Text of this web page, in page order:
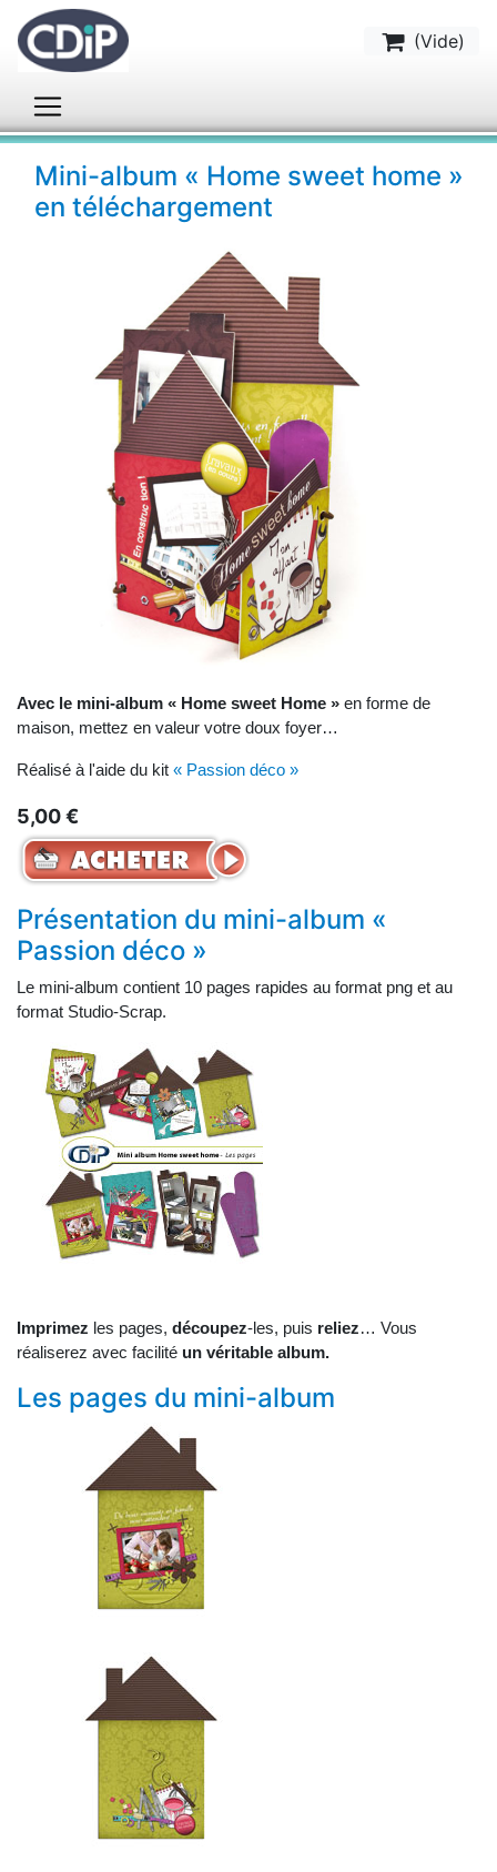
(Vide)
Mini-album « Home sweet home »
en téléchargement
Avec le mini-album « Home sweet Home » en forme de
maison, mettez en valeur votre doux foyer…
Réalisé à l'aide du kit « Passion déco »
5,00 €
Présentation du mini-album «
Passion déco »
Le mini-album contient 10 pages rapides au format png et au
format Studio-Scrap.
Imprimez les pages, découpez-les, puis reliez… Vous
réaliserez avec facilité un véritable album.
Les pages du mini-album